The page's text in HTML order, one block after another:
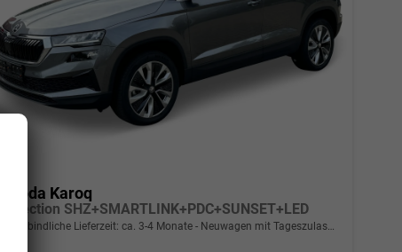
Skoda Karoq
Selection SHZ+SMARTLINK+PDC+SUNSET+LED
unverbindliche Lieferzeit: ca. 3-4 Monate Neuwagen mit Tageszulassung